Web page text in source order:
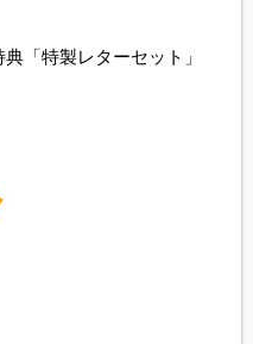
「特製レターセット」